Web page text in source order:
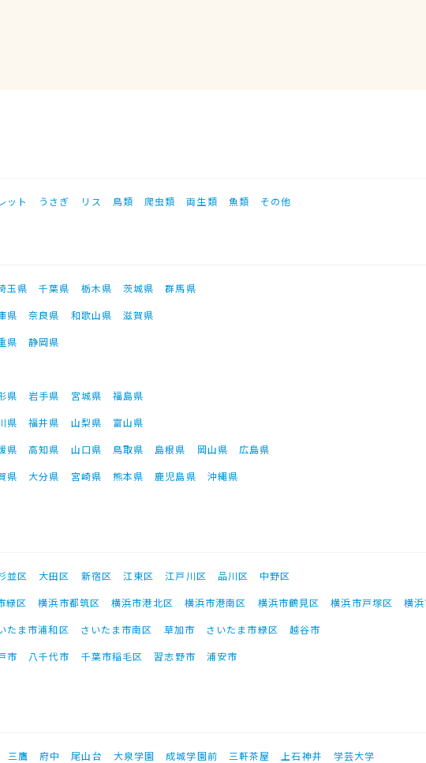
ット うさぎ リス 鳥類 爬虫類 両生類 魚類 その他
玉県 千葉県 栃木県 茨城県
群馬県
県 奈良県 和歌山県
滋賀県
県
静岡県
県 岩手県 宮城県
福島県
県 福井県 山梨県
富山県
県 高知県 山口県 鳥取県 島根県 岡山県
広島県
県 大分県 宮崎県 熊本県 鹿児島県 沖縄県
並区 大田区 新宿区 江東区 江戸川区 品川区
中野区
緑区 横浜市都筑区 横浜市港北区 横浜市港南区 横浜市鶴見区 横浜市戸塚区
横
たま市浦和区 さいたま市南区 草加市 さいたま市緑区
越谷市
市 八千代市 千葉市稲毛区 習志野市 浦安市
三鷹 府中 尾山台 大泉学園 成城学園前 三軒茶屋 上石神井
学芸大学